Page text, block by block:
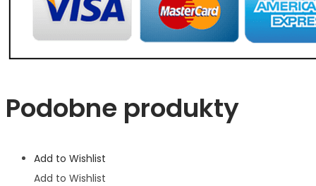
Podobne produkty
Add to Wishlist
Add to Wishlist